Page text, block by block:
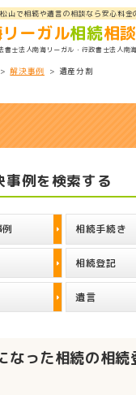
山で相続や遺言の相談なら安心料金
ーガル相続相
書士法人南海リーガル ・行政書士法人南
>解決事例 > 遺産分割
例を検索する
相続手続き
相続登記
遺言
なった相続の相続